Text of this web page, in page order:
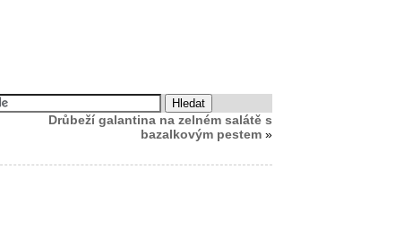
Drůbeží galantina na zelném salátě s
bazalkovým pestem »